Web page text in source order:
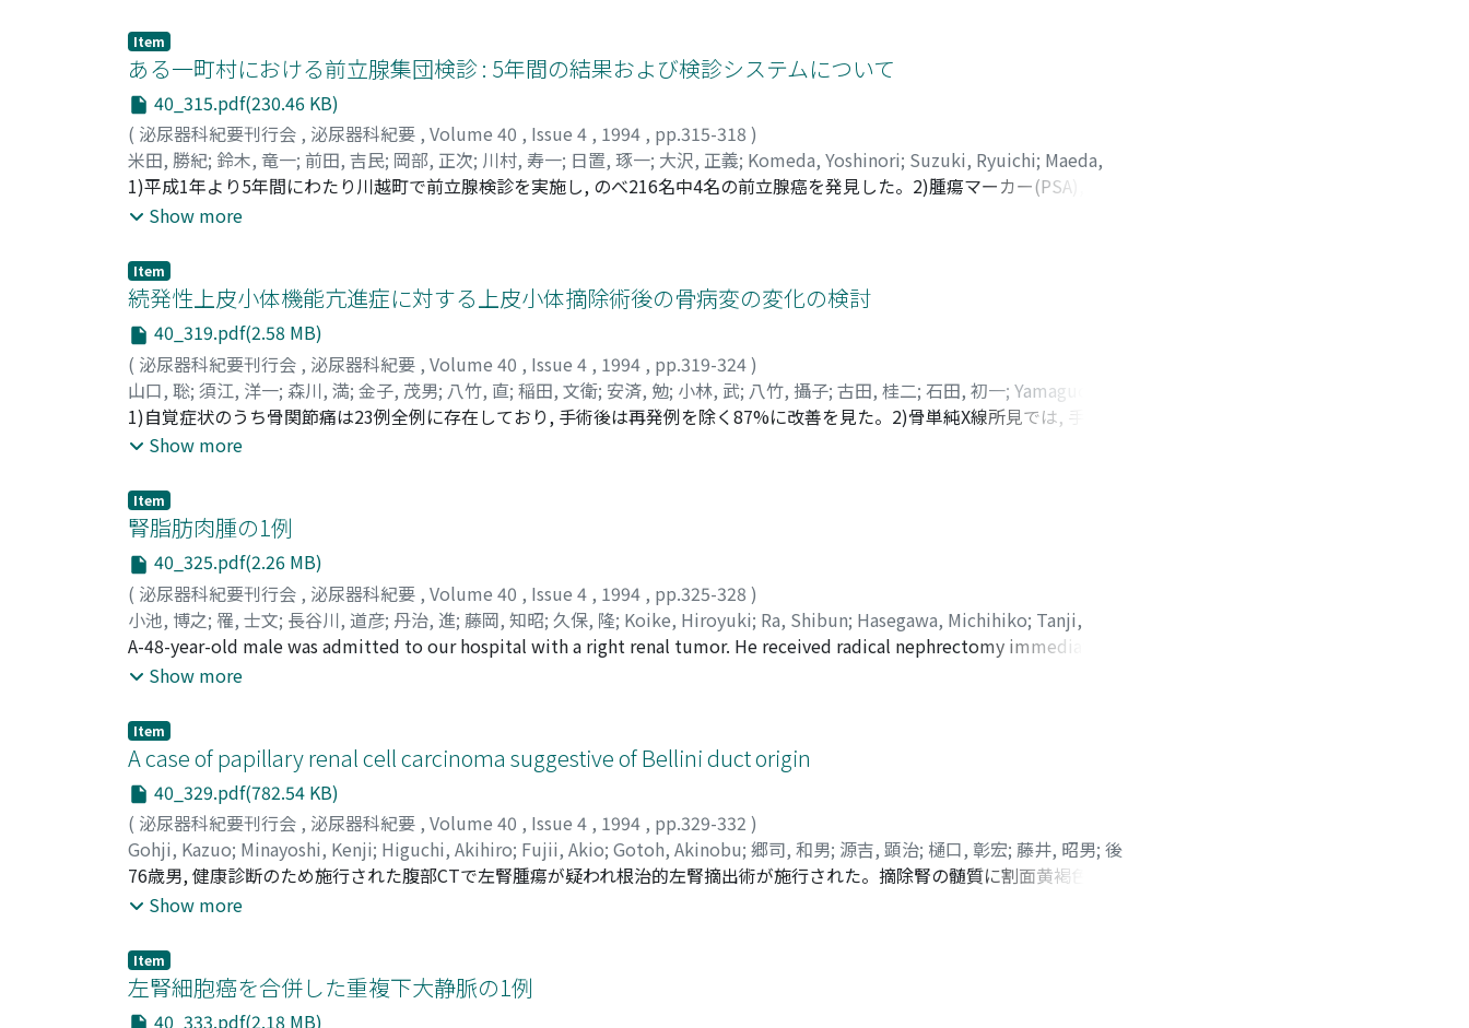
期は, 早期治療例は3ヵ月以内が45%, 時期の差はあれ84%が離脱できた。陳旧例は, ほとんどの症例で継続中である。残尿が
100ml以下であれば, 定期的観察を行うことによりCICは不要と考えられた
Item
ある一町村における前立腺集団検診 : 5年間の結果および検診システムについて
40_315.pdf(230.46 KB)
( 泌尿器科紀要刊行会 , 泌尿器科紀要 , Volume 40 , Issue 4 , 1994 , pp.315-318 )
米田, 勝紀; 鈴木, 竜一; 前田, 吉民; 岡部, 正次; 川村, 寿一; 日置, 琢一; 大沢, 正義; Komeda, Yoshinori; Suzuki, Ryuichi; Maeda,
Yoshitami;Okabe, Shouji;Kawamura, Juichi;Hioki, Takuichi;Ohsawa, Masayoshi
1)平成1年より5年間にわたり川越町で前立腺検診を実施し, のべ216名中4名の前立腺癌を発見した。2)腫瘍マーカー(PSA), 直腸
診, TRUSの順で, 診断精度が良かった。3)川越町民の前立腺検診に対する希望は対象住民1, 887名中147名(約8%)で, 一般検診希
囲に前立腺検診の項目が組み入れられることが必要である。5)私たちの前立腺集団検診のシステムとして一次に問診, 直腸診,
PSA, 二次にTRUS+系統的生検を組み入れることが一番効率的である
Show more
Item
続発性上皮小体機能亢進症に対する上皮小体摘除術後の骨病変の変化の検討
40_319.pdf(2.58 MB)
( 泌尿器科紀要刊行会 , 泌尿器科紀要 , Volume 40 , Issue 4 , 1994 , pp.319-324)
山口, 聡; 須江, 洋一; 森川, 満; 金子, 茂男; 八竹, 直; 稲田, 文衛; 安済, 勉; 小林, 武; 八竹, 攝子; 古田, 桂二; 石田, 初一; Yamaguchi,
Satoshi;Sue, Youichi;Morikawa, Mitsuru;Kaneko, Shigeo;Yachiku, Sunao ;Inada, Fumie ;Anzai, Tsutomu;Kobayashi,
Takeshi; Yachiku, Setsuko
1)自覚症状のうち骨関節痛は23例全例に存在しており, 手術後は再発例を除く87%に改善を見た。2)骨単純X線所見では, 手術前
は手指骨と頭蓋骨の骨変化の程度が大きく, 手術後これらの約90%が改善した。一方, 椎骨と歯槽骨の改善率は低かった。3)SPA
加した。4)手術後の骨塩量の変化は5つのパターンを示し, その分析により移植腺機能の把握に有用である可能性が示唆された。
5)上皮小体摘除術後の骨所見は, 直接的には手術の効果を表わすが, 間接的には移植腺の機能をも反映するものと考えられた
Show more
Item
腎脂肪肉腫の1例
40_325.pdf(2.26 MB)
( 泌尿器科紀要刊行会 , 泌尿器科紀要 , Volume 40 , Issue 4 , 1994 , pp.325-328 )
小池, 博之; 罹, 士文; 長谷川, 道彦; 丹治, 進; 藤岡, 知昭; 久保, 隆; Koike, Hiroyuki; Ra, Shibun; Hasegawa, Michihiko; Tanji,
Susumu;Fujioka, Tomoaki;Kubo, Takashi
A-48-year-old male was admitted to our hospital with a right renal tumor. He received radical nephrectomy immediately.
Histological examination of surgical specimen revealed renal liposarcoma, which consisted of mixed type of pleomorphic
without disease for 2 years and 7 months after surgery. Only 23 cases of renal liposarcoma have been reported in Japan.
Show more
Item
A case of papillary renal cell carcinoma suggestive of Bellini duct origin
40_329.pdf(782.54 KB)
( 泌尿器科紀要刊行会 , 泌尿器科紀要 , Volume 40 , Issue 4 , 1994 , pp.329-332 )
Gohji, Kazuo; Minayoshi, Kenji; Higuchi, Akihiro; Fujii, Akio; Gotoh, Akinobu; 郷司, 和男; 源吉, 顕治; 樋口, 彰宏; 藤井, 昭男; 後
藤, 章暢
76歳男, 健康診断のため施行された腹部CTで左腎腫瘍が疑われ根治的左腎摘出術が施行された。摘除腎の髄質に割面黄褐色で直
径約2cmの腫瘍を認め病理組織学的に円柱状で好酸性胞体を有する悪性細胞が乳頭状に増殖していた。レクチンおよび2種のモ
tetragonolobus agglutininおよびCytokeratinは弱陽性でTamm-Horsfall proteinが陰性であった。腫瘍の肉眼的および組織学
的所見は, 本腫瘍がベリニ管上皮由来であることを強く示唆した。患者は手術後1年を経たが腫瘍の再発を認めず健在である
Show more
Item
左腎細胞癌を合併した重複下大静脈の1例
40_333.pdf(2.18 MB)